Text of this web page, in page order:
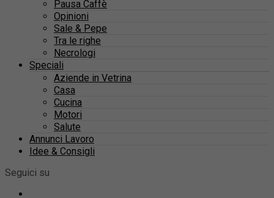
Pausa Caffè
Opinioni
Sale & Pepe
Tra le righe
Necrologi
Speciali
Aziende in Vetrina
Casa
Cucina
Motori
Salute
Annunci Lavoro
Idee & Consigli
Seguici su